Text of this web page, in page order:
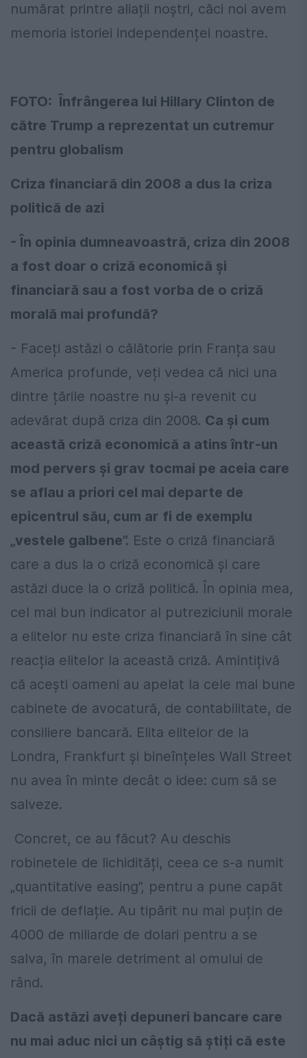
numărat printre aliații noștri, căci noi avem
memoria istoriei independenței noastre.
FOTO: Înfrângerea lui Hillary Clinton de
către Trump a reprezentat un cutremur
pentru globalism
Criza financiară din 2008 a dus la criza
politică de azi
- În opinia dumneavoastră, criza din 2008
a fost doar o criză economică și
financiară sau a fost vorba de o criză
morală mai profundă?
- Faceți astăzi o călătorie prin Franța sau
America profunde, veți vedea că nici una
dintre țările noastre nu și-a revenit cu
adevărat după criza din 2008. Ca și cum
această criză economică a atins într-un
mod pervers și grav tocmai pe aceia care
se aflau a priori cel mai departe de
epicentrul său, cum ar fi de exemplu
„vestele galbene”. Este o criză financiară
care a dus la o criză economică și care
astăzi duce la o criză politică. În opinia mea,
cel mai bun indicator al putreziciunii morale
a elitelor nu este criza financiară în sine cât
reacția elitelor la această criză. Amintițivă
că acești oameni au apelat la cele mai bune
cabinete de avocatură, de contabilitate, de
consiliere bancară. Elita elitelor de la
Londra, Frankfurt și bineînțeles Wall Street
nu avea în minte decât o idee: cum să se
salveze.
Concret, ce au făcut? Au deschis
robinetele de lichidități, ceea ce s-a numit
„quantitative easing”, pentru a pune capăt
fricii de deflație. Au tipărit nu mai puțin de
4000 de miliarde de dolari pentru a se
salva, în marele detriment al omului de
rând.
Dacă astăzi aveți depuneri bancare care
nu mai aduc nici un câștig să știți că este